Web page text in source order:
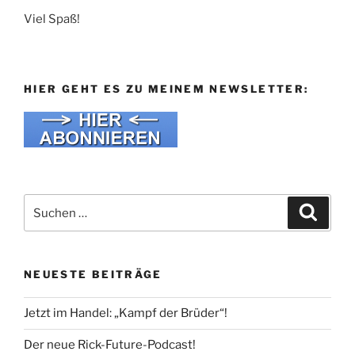
Viel Spaß!
HIER GEHT ES ZU MEINEM NEWSLETTER:
nach:
NEUESTE BEITRÄGE
Jetzt im Handel: „Kampf der Brüder“!
Der neue Rick-Future-Podcast!